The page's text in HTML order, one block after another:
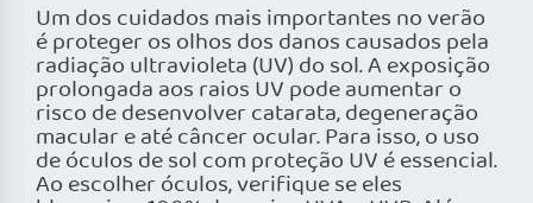
Um dos cuidados mais importantes no verão
é proteger os olhos dos danos causados pela
radiação ultravioleta (UV) do sol. A exposição
prolongada aos raios UV pode aumentar o
risco de desenvolver catarata, degeneração
macular e até câncer ocular. Para isso, o uso
de óculos de sol com proteção UV é essencial.
Ao escolher óculos, verifique se eles